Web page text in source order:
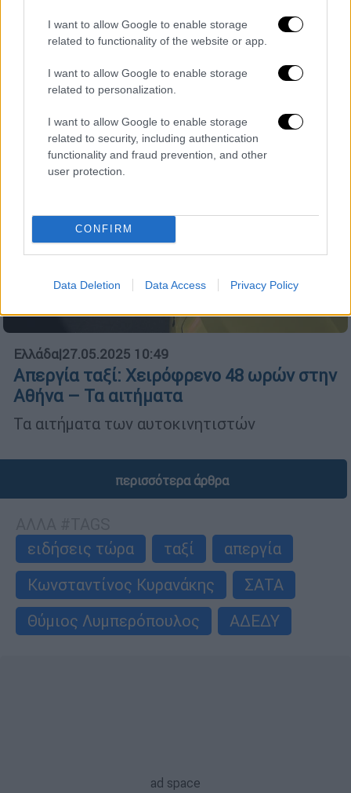
I want to allow Google to enable storage
related to functionality of the website or app.
I want to allow Google to enable storage
related to personalization.
I want to allow Google to enable storage
related to security, including authentication
functionality and fraud prevention, and other
user protection.
CONFIRM
Data Deletion Data Access Privacy Policy
αναπληρωτής υπουργός μεταφορών κάνει
ό,τι μπορεί για να συντηρήσει την «βεντέτα»
με τους ταξιτζήδες
Ελλάδα|27.05.2025 10:49
Απεργία ταξί: Χειρόφρενο 48 ωρών στην
Αθήνα – Τα αιτήματα
Τα αιτήματα των αυτοκινητιστών
περισσότερα άρθρα
ειδήσεις τώρα
ταξί
απεργία
Κωνσταντίνος Κυρανάκης
ΣΑΤΑ
Θύμιος Λυμπερόπουλος
ΑΔΕΔΥ